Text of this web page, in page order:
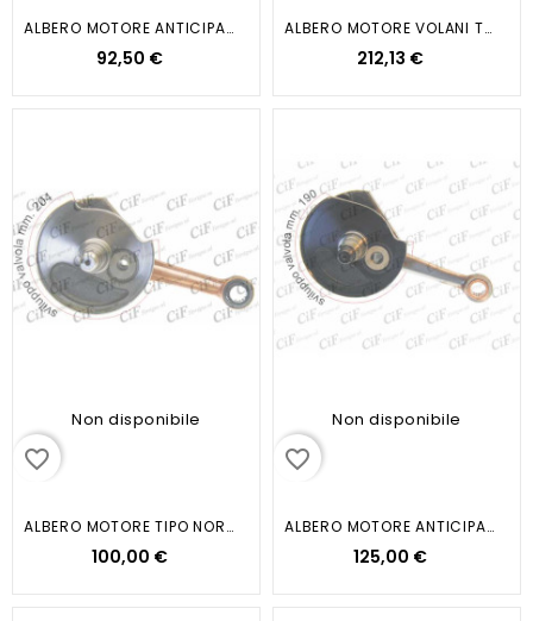
ALBERO MOTORE ANTICIPATO VESPA...
92,50 €
ALBERO MOTORE VOLANI TONDI VESPA...
212,13 €
Non disponibile
favorite_border
ALBERO MOTORE TIPO NORMALE VESPA...
100,00 €
Non disponibile
favorite_border
ALBERO MOTORE ANTICIPATO VESPA...
125,00 €